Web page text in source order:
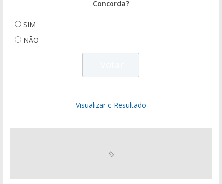
Concorda?
SIM
NÃO
Visualizar o Resultado